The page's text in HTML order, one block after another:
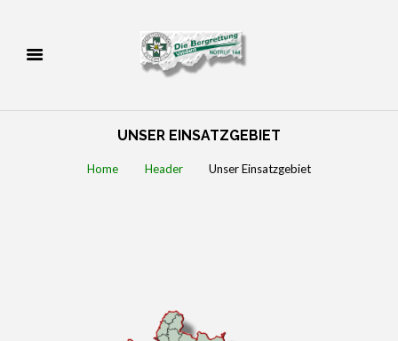
UNSER EINSATZGEBIET
Home Header Unser Einsatzgebiet